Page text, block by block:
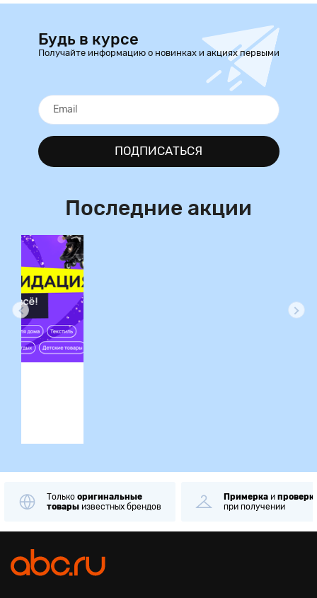
Будь в курсе
Получайте информацию о новинках и акциях первыми
ПОДПИСАТЬСЯ
Последние акции
Только оригинальные
товары известных брендов
Примерка и
при получении